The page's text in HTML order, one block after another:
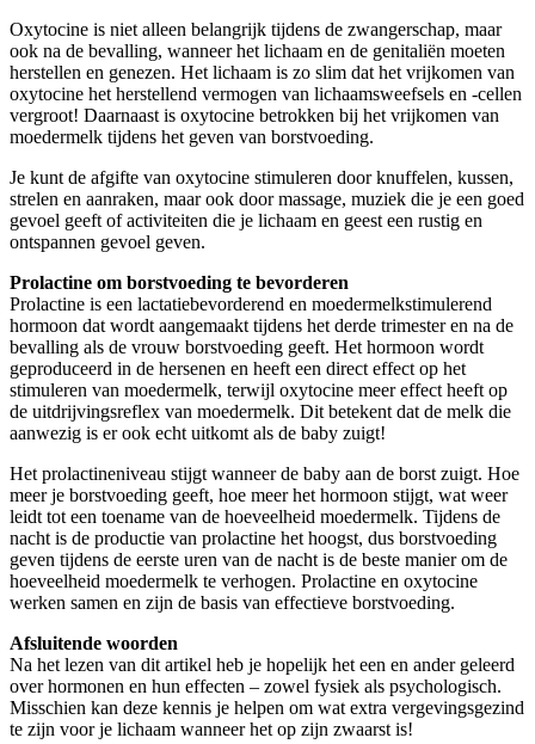
Oxytocine is niet alleen belangrijk tijdens de zwangerschap, maar
ook na de bevalling, wanneer het lichaam en de genitaliën moeten
herstellen en genezen. Het lichaam is zo slim dat het vrijkomen van
oxytocine het herstellend vermogen van lichaamsweefsels en -cellen
vergroot! Daarnaast is oxytocine betrokken bij het vrijkomen van
moedermelk tijdens het geven van borstvoeding.
Je kunt de afgifte van oxytocine stimuleren door knuffelen, kussen,
strelen en aanraken, maar ook door massage, muziek die je een goed
gevoel geeft of activiteiten die je lichaam en geest een rustig en
ontspannen gevoel geven.
Prolactine om borstvoeding te bevorderen
Prolactine is een lactatiebevorderend en moedermelkstimulerend
hormoon dat wordt aangemaakt tijdens het derde trimester en na de
bevalling als de vrouw borstvoeding geeft. Het hormoon wordt
geproduceerd in de hersenen en heeft een direct effect op het
stimuleren van moedermelk, terwijl oxytocine meer effect heeft op
de uitdrijvingsreflex van moedermelk. Dit betekent dat de melk die
aanwezig is er ook echt uitkomt als de baby zuigt!
Het prolactineniveau stijgt wanneer de baby aan de borst zuigt. Hoe
meer je borstvoeding geeft, hoe meer het hormoon stijgt, wat weer
leidt tot een toename van de hoeveelheid moedermelk. Tijdens de
nacht is de productie van prolactine het hoogst, dus borstvoeding
geven tijdens de eerste uren van de nacht is de beste manier om de
hoeveelheid moedermelk te verhogen. Prolactine en oxytocine
werken samen en zijn de basis van effectieve borstvoeding.
Afsluitende woorden
Na het lezen van dit artikel heb je hopelijk het een en ander geleerd
over hormonen en hun effecten – zowel fysiek als psychologisch.
Misschien kan deze kennis je helpen om wat extra vergevingsgezind
te zijn voor je lichaam wanneer het op zijn zwaarst is!